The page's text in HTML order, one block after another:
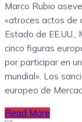
Marco Rubio
«atroces actos de
Estado de
cinco figuras
por participar en
mundial». Los
europeo de
Read More